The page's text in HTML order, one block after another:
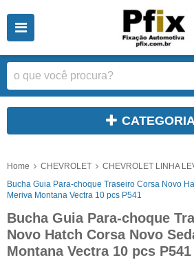
Home CHEVROLET
CHEVROLET LINHA
Bucha Guia Para-choque Traseiro Corsa Novo
Meriva Montana Vectra 10 pcs P541
Bucha Guia Para-choque
Novo Hatch Corsa Novo
Montana Vectra 10 pcs P541